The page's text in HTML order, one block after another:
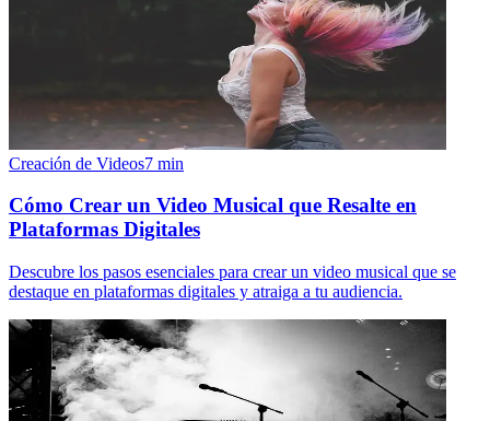
Creación de Videos7 min
Cómo Crear un Video Musical que Resalte en
Plataformas Digitales
Descubre los pasos esenciales para crear un video musical que se
destaque en plataformas digitales y atraiga a tu audiencia.